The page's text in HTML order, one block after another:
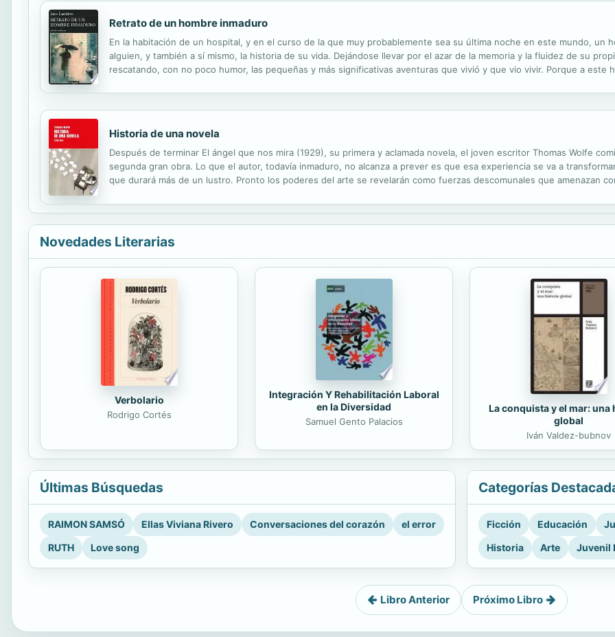
Retrato de un hombre inmaduro
En la habitación de un hospital, y en el curso de la que muy probablemente sea su última noche en este mundo, un
alguien, y también a sí mismo, la historia de su vida. Dejándose llevar por el azar de la memoria y la fluidez de su
rescatando, con no poco humor, las pequeñas y más significativas aventuras que vivió y que vio vivir. Porque a este
Historia de una novela
Después de terminar El ángel que nos mira (1929), su primera y aclamada novela, el joven escritor Thomas Wolfe
segunda gran obra. Lo que el autor, todavía inmaduro, no alcanza a prever es que esa experiencia se va a
que durará más de un lustro. Pronto los poderes del arte se revelarán como fuerzas descomunales que amenazan
Novedades Literarias
Verbolario
Rodrigo Cortés
Integración Y Rehabilitación Laboral
en la Diversidad
Samuel Gento Palacios
La conquista y el mar: una
global
Iván Valdez-bubnov
Últimas Búsquedas
RAIMON SAMSÓ Ellas Viviana Rivero Conversaciones del corazón
el error
RUTH
Love song
Categorías
Ficción Educación
Historia
Arte Juvenil
Libro Anterior Próximo Libro